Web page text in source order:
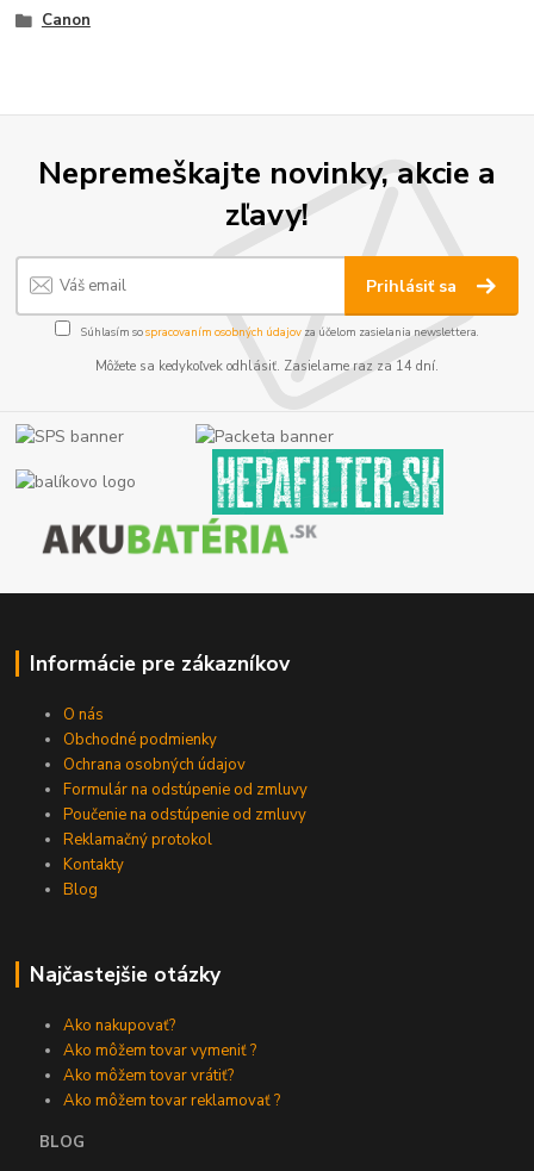
Canon
Nepremeškajte novinky, akcie a
zľavy!
Prihlásiť sa
Súhlasím sospracovaním osobných údajov za účelom zasielania newslettera.
Môžete sa kedykoľvek odhlásiť. Zasielame raz za 14 dní.
Informácie pre zákazníkov
O nás
Obchodné podmienky
Ochrana osobných údajov
Formulár na odstúpenie od zmluvy
Poučenie na odstúpenie od zmluvy
Reklamačný protokol
Kontakty
Blog
Najčastejšie otázky
Ako nakupovať?
Ako môžem tovar vymeniť ?
Ako môžem tovar vrátiť?
Ako môžem tovar reklamovať ?
BLOG